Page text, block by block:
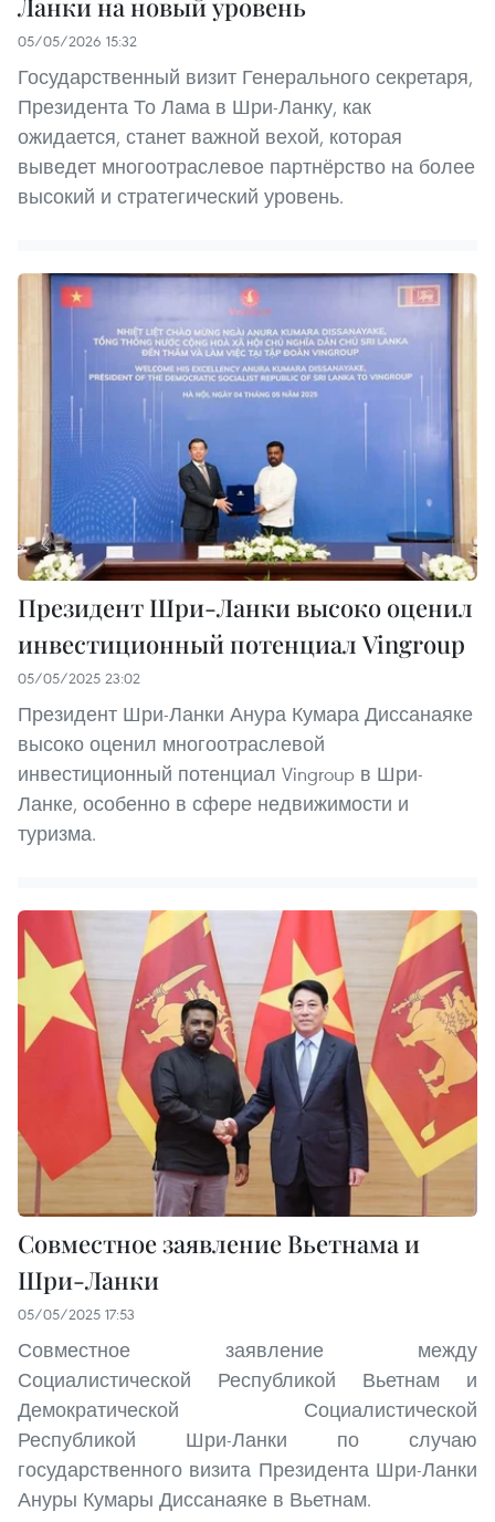
Ланки на новый уровень
05/05/2026 15:32
Государственный визит Генерального секретаря,
Президента То Лама в Шри-Ланку, как
ожидается, станет важной вехой, которая
выведет многоотраслевое партнёрство на более
высокий и стратегический уровень.
Президент Шри-Ланки высоко оценил
инвестиционный потенциал Vingroup
05/05/2025 23:02
Президент Шри-Ланки Анура Кумара Диссанаяке
высоко оценил многоотраслевой
инвестиционный потенциал Vingroup в Шри-
Ланке, особенно в сфере недвижимости и
туризма.
Совместное заявление Вьетнама и
Шри-Ланки
05/05/2025 17:53
Совместное заявление между
Социалистической Республикой Вьетнам и
Демократической Социалистической
Республикой Шри-Ланки по случаю
государственного визита Президента Шри-Ланки
Ануры Кумары Диссанаяке в Вьетнам.